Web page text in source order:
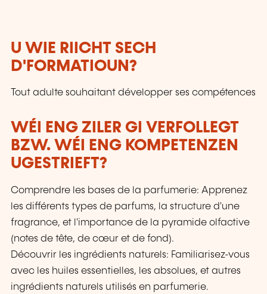
U WIE RIICHT SECH
D'FORMATIOUN?
Tout adulte souhaitant développer ses compétences
WÉI ENG ZILER GI VERFOLLEGT
BZW. WÉI ENG KOMPETENZEN
UGESTRIEFT?
Comprendre les bases de la parfumerie: Apprenez
les différents types de parfums, la structure d'une
fragrance, et l'importance de la pyramide olfactive
(notes de tête, de cœur et de fond).
Découvrir les ingrédients naturels: Familiarisez-vous
avec les huiles essentielles, les absolues, et autres
ingrédients naturels utilisés en parfumerie.